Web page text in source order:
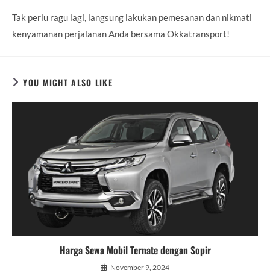
Tak perlu ragu lagi, langsung lakukan pemesanan dan nikmati
kenyamanan perjalanan Anda bersama Okkatransport!
YOU MIGHT ALSO LIKE
Harga Sewa Mobil Ternate dengan Sopir
November 9, 2024